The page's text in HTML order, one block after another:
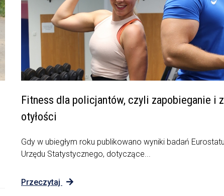
Fitness dla policjantów, czyli zapobieganie i
otyłości
Gdy w ubiegłym roku publikowano wyniki badań
Urzędu Statystycznego, dotyczące...
Przeczytaj